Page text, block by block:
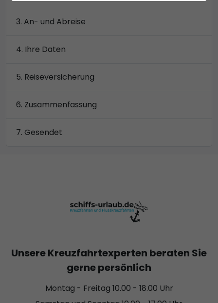
An- und Abreise
Ihre Daten
Reiseversicherung
Zusammenfassung
Gesendet
Unsere Kreuzfahrtexperten beraten Sie
gerne persönlich
Montag - Freitag 10.00 - 18.00 Uhr